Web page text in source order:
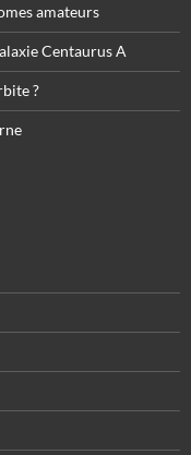
amateurs
Centaurus A
?